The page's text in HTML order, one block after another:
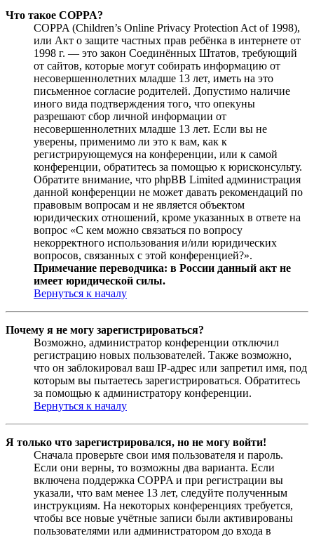
Что такое COPPA?
COPPA (Children’s Online Privacy Protection Act of 1998),
или Акт о защите частных прав ребёнка в интернете от
1998 г. — это закон Соединённых Штатов, требующий
от сайтов, которые могут собирать информацию от
несовершеннолетних младше 13 лет, иметь на это
письменное согласие родителей. Допустимо наличие
иного вида подтверждения того, что опекуны
разрешают сбор личной информации от
несовершеннолетних младше 13 лет. Если вы не
уверены, применимо ли это к вам, как к
регистрирующемуся на конференции, или к самой
конференции, обратитесь за помощью к юрисконсульту.
Обратите внимание, что phpBB Limited администрация
данной конференции не может давать рекомендаций по
правовым вопросам и не является объектом
юридических отношений, кроме указанных в ответе на
вопрос «С кем можно связаться по вопросу
некорректного использования и/или юридических
вопросов, связанных с этой конференцией?».
Примечание переводчика: в России данный акт не
имеет юридической силы.
Вернуться к началу
Почему я не могу зарегистрироваться?
Возможно, администратор конференции отключил
регистрацию новых пользователей. Также возможно,
что он заблокировал ваш IP-адрес или запретил имя, под
которым вы пытаетесь зарегистрироваться. Обратитесь
за помощью к администратору конференции.
Вернуться к началу
Я только что зарегистрировался, но не могу войти!
Сначала проверьте свои имя пользователя и пароль.
Если они верны, то возможны два варианта. Если
включена поддержка COPPA и при регистрации вы
указали, что вам менее 13 лет, следуйте полученным
инструкциям. На некоторых конференциях требуется,
чтобы все новые учётные записи были активированы
пользователями или администратором до входа в